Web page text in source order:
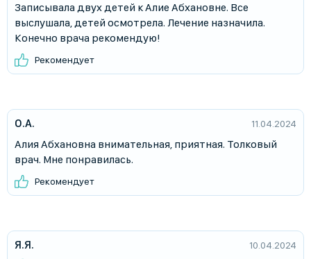
Записывала двух детей к Алие Абхановне. Все
выслушала, детей осмотрела. Лечение назначила.
Конечно врача рекомендую!
Рекомендует
О.А. 11.04.2024
Алия Абхановна внимательная, приятная. Толковый
врач. Мне понравилась.
Рекомендует
Я.Я.
10.04.2024